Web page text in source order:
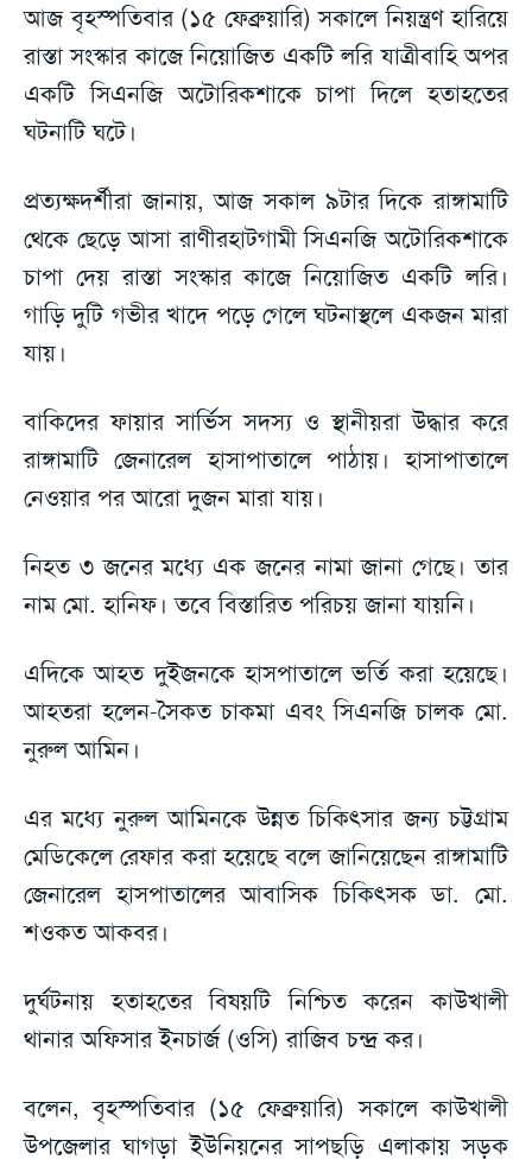
আজ বৃহস্পতিবার (১৫ ফেব্রুয়ারি) সকালে নিয়ন্ত্রণ হারিয়ে
রাস্তা সংস্কার কাজে নিয়োজিত একটি লরি যাত্রীবাহি অপর
একটি সিএনজি অটোরিকশাকে চাপা দিলে হতাহতের
ঘটনাটি ঘটে।
প্রত্যক্ষদর্শীরা জানায়, আজ সকাল ৯টার দিকে রাঙ্গামাটি
থেকে ছেড়ে আসা রাণীরহাটগামী সিএনজি অটোরিকশাকে
চাপা দেয় রাস্তা সংস্কার কাজে নিয়োজিত একটি লরি।
গাড়ি দুটি গভীর খাদে পড়ে গেলে ঘটনাস্থলে একজন মারা
যায়।
বাকিদের ফায়ার সার্ভিস সদস্য ও স্থানীয়রা উদ্ধার করে
রাঙ্গামাটি জেনারেল হাসাপাতালে পাঠায়। হাসাপাতালে
নেওয়ার পর আরো দুজন মারা যায়।
নিহত ৩ জনের মধ্যে এক জনের নামা জানা গেছে। তার
নাম মো. হানিফ। তবে বিস্তারিত পরিচয় জানা যায়নি।
এদিকে আহত দুইজনকে হাসপাতালে ভর্তি করা হয়েছে।
আহতরা হলেন-সৈকত চাকমা এবং সিএনজি চালক মো.
নুরুল আমিন।
এর মধ্যে নুরুল আমিনকে উন্নত চিকিৎসার জন্য চট্টগ্রাম
মেডিকেলে রেফার করা হয়েছে বলে জানিয়েছেন রাঙ্গামাটি
জেনারেল হাসপাতালের আবাসিক চিকিৎসক ডা. মো.
শওকত আকবর।
দুর্ঘটনায় হতাহতের বিষয়টি নিশ্চিত করেন কাউখালী
থানার অফিসার ইনচার্জ (ওসি) রাজিব চন্দ্র কর।
বলেন, বৃহস্পতিবার (১৫ ফেব্রুয়ারি) সকালে কাউখালী
উপজেলার ঘাগড়া ইউনিয়নের সাপছড়ি এলাকায় সড়ক